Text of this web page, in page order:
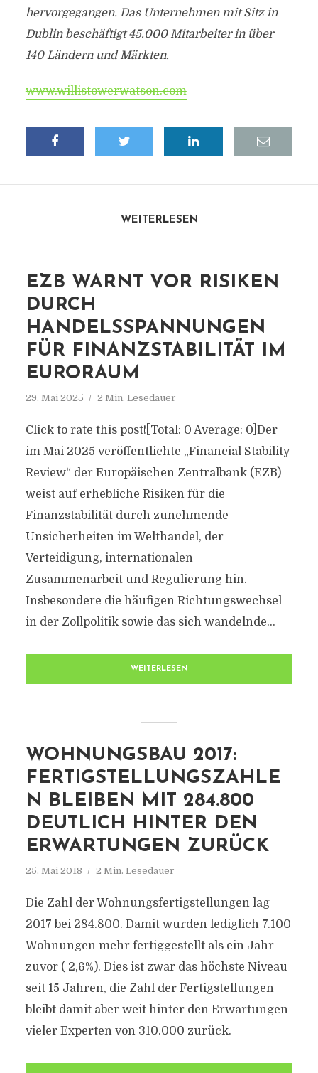
hervorgegangen. Das Unternehmen mit Sitz in
Dublin beschäftigt 45.000 Mitarbeiter in über
140 Ländern und Märkten.
www.willistowerwatson.com
WEITERLESEN
EZB WARNT VOR RISIKEN
DURCH
HANDELSSPANNUNGEN
FÜR FINANZSTABILITÄT IM
EURORAUM
29. Mai 2025 2 Min. Lesedauer
Click to rate this post![Total: 0 Average: 0]Der
im Mai 2025 veröffentlichte „Financial Stability
Review“ der Europäischen Zentralbank (EZB)
weist auf erhebliche Risiken für die
Finanzstabilität durch zunehmende
Unsicherheiten im Welthandel, der
Verteidigung, internationalen
Zusammenarbeit und Regulierung hin.
Insbesondere die häufigen Richtungswechsel
in der Zollpolitik sowie das sich wandelnde...
WEITERLESEN
WOHNUNGSBAU 2017:
FERTIGSTELLUNGSZAHLE
N BLEIBEN MIT 284.800
DEUTLICH HINTER DEN
ERWARTUNGEN ZURÜCK
25. Mai 2018 2 Min. Lesedauer
Die Zahl der Wohnungsfertigstellungen lag
2017 bei 284.800. Damit wurden lediglich 7.100
Wohnungen mehr fertiggestellt als ein Jahr
zuvor ( 2,6%). Dies ist zwar das höchste Niveau
seit 15 Jahren, die Zahl der Fertigstellungen
bleibt damit aber weit hinter den Erwartungen
vieler Experten von 310.000 zurück.